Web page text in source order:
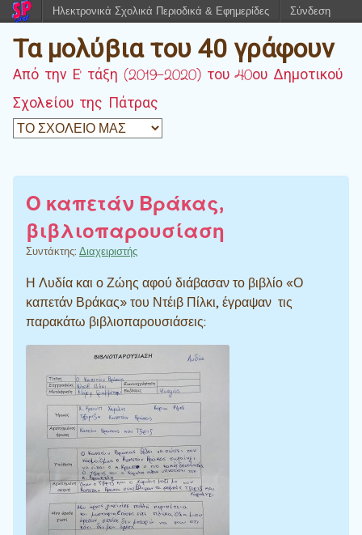
Τα μολύβια του 40 γράφουν
Από την Ε' τάξη (2019-2020) του 40ου Δημοτικού
Σχολείου της Πάτρας
Ο καπετάν Βράκας,
βιβλιοπαρουσίαση
Συντάκτης: Διαχειριστής
Η Λυδία και ο Ζώης αφού διάβασαν το βιβλίο «Ο
καπετάν Βράκας» του Ντέιβ Πίλκι, έγραψαν τις
παρακάτω βιβλιοπαρουσιάσεις:
Ηλεκτρονικά Σχολικά Περιοδικά & Εφημερίδες Σύνδεση